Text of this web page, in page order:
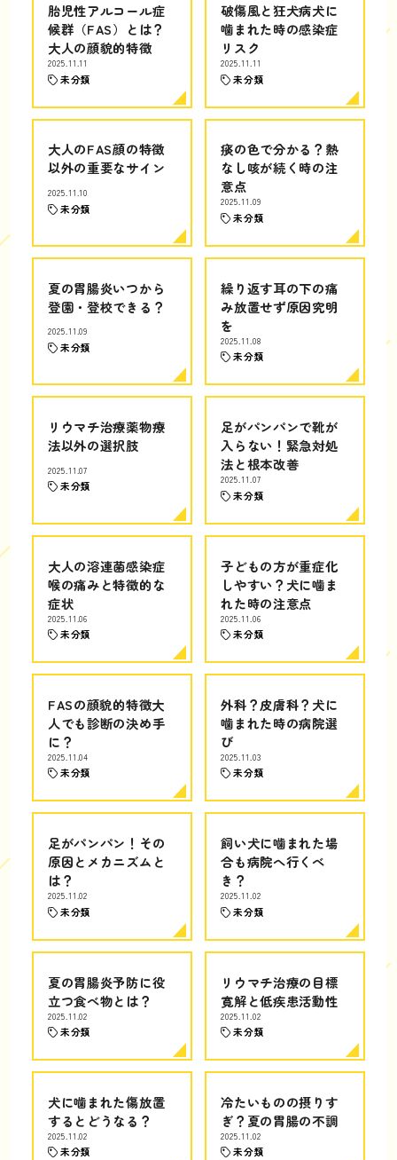
胎児性アルコール症
候群（FAS）とは？
大人の顔貌的特徴
2025.11.11
未分類
破傷風と狂犬病犬に
噛まれた時の感染症
リスク
2025.11.11
未分類
大人のFAS顔の特徴
以外の重要なサイン
2025.11.10
未分類
痰の色で分かる？熱
なし咳が続く時の注
意点
2025.11.09
未分類
夏の胃腸炎いつから
登園・登校できる？
2025.11.09
未分類
繰り返す耳の下の痛
み放置せず原因究明
を
2025.11.08
未分類
リウマチ治療薬物療
法以外の選択肢
2025.11.07
未分類
足がパンパンで靴が
入らない！緊急対処
法と根本改善
2025.11.07
未分類
大人の溶連菌感染症
喉の痛みと特徴的な
症状
2025.11.06
未分類
子どもの方が重症化
しやすい？犬に噛ま
れた時の注意点
2025.11.06
未分類
FASの顔貌的特徴大
人でも診断の決め手
に？
2025.11.04
未分類
外科？皮膚科？犬に
噛まれた時の病院選
び
2025.11.03
未分類
足がパンパン！その
原因とメカニズムと
は？
2025.11.02
未分類
飼い犬に噛まれた場
合も病院へ行くべ
き？
2025.11.02
未分類
夏の胃腸炎予防に役
立つ食べ物とは？
2025.11.02
未分類
リウマチ治療の目標
寛解と低疾患活動性
2025.11.02
未分類
犬に噛まれた傷放置
するとどうなる？
2025.11.02
未分類
冷たいものの摂りす
ぎ？夏の胃腸の不調
2025.11.02
未分類